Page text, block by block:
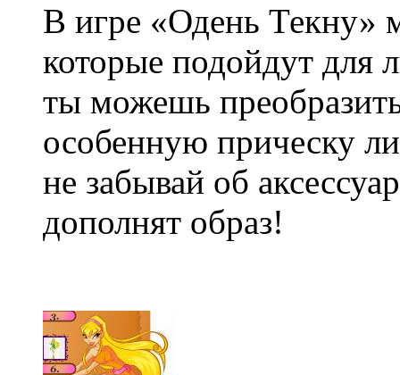
В игре «Одень Текну»
которые подойдут для
ты можешь
особенную прическу
не забывай об
дополнят образ!